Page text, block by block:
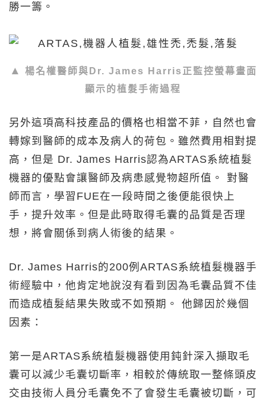
勝一籌。
楊名權醫師與Dr. James Harris正監控螢幕畫面
顯示的植髮手術過程
另外這項高科技產品的價格也相當不菲，自然也會
轉嫁到醫師的成本及病人的荷包。雖然費用相對提
高，但是 Dr. James Harris認為ARTAS系統植髮
機器的優點會讓醫師及病患感覺物超所值。 對醫
師而言，學習FUE在一段時間之後便能很快上
手，提升效率。但是此時取得毛囊的品質是否理
想，將會關係到病人術後的結果。
Dr. James Harris的200例ARTAS系統植髮機器手
術經驗中，他肯定地說沒有看到因為毛囊品質不佳
而造成植髮結果失敗或不如預期。 他歸因於幾個
因素：
第一是ARTAS系統植髮機器使用鈍針深入擷取毛
囊可以減少毛囊切斷率，相較於傳統取一整條頭皮
交由技術人員分毛囊免不了會發生毛囊被切斷，可